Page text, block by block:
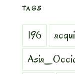
TAGS
196